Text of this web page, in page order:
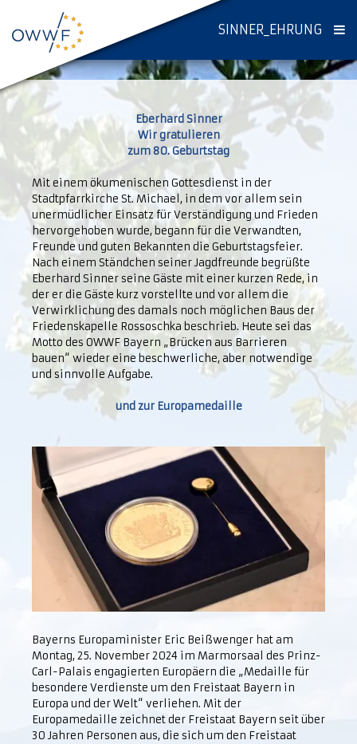
SINNER_EHRUNG
Eberhard Sinner
Wir gratulieren
zum 80. Geburtstag
Mit einem ökumenischen Gottesdienst in der
Stadtpfarrkirche St. Michael, in dem vor allem sein
unermüdlicher Einsatz für Verständigung und Frieden
hervorgehoben wurde, begann für die Verwandten,
Freunde und guten Bekannten die Geburtstagsfeier.
Nach einem Ständchen seiner Jagdfreunde begrüßte
Eberhard Sinner seine Gäste mit einer kurzen Rede, in
der er die Gäste kurz vorstellte und vor allem die
Verwirklichung des damals noch möglichen Baus der
Friedenskapelle Rossoschka beschrieb. Heute sei das
Motto des OWWF Bayern „Brücken aus Barrieren
bauen“ wieder eine beschwerliche, aber notwendige
und sinnvolle Aufgabe.
und zur Europamedaille
Bayerns Europaminister Eric Beißwenger hat am
Montag, 25. November 2024 im Marmorsaal des Prinz-
Carl-Palais engagierten Europäern die „Medaille für
besondere Verdienste um den Freistaat Bayern in
Europa und der Welt“ verliehen. Mit der
Europamedaille zeichnet der Freistaat Bayern seit über
30 Jahren Personen aus, die sich um den Freistaat